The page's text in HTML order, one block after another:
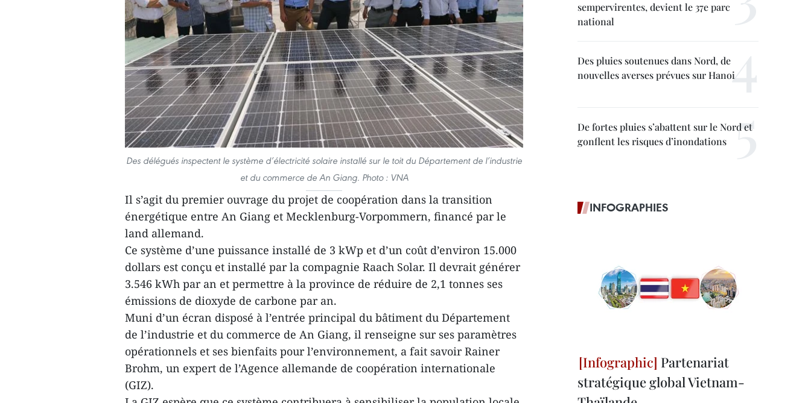
Des délégués inspectent le système d’électricité solaire installé sur le toit du Département de l’industrie
et du commerce de An Giang. Photo : VNA
Il s’agit du premier ouvrage du projet de coopération dans la transition
énergétique entre An Giang et Mecklenburg-Vorpommern, financé par le
land allemand.
Ce système d’une puissance installé de 3 kWp et d’un coût d’environ 15.000
dollars est conçu et installé par la compagnie Raach Solar. Il devrait générer
3.546 kWh par an et permettre à la province de réduire de 2,1 tonnes ses
émissions de dioxyde de carbone par an.
Muni d’un écran disposé à l’entrée principal du bâtiment du Département
de l’industrie et du commerce de An Giang, il renseigne sur ses paramètres
opérationnels et ses bienfaits pour l’environnement, a fait savoir Rainer
Brohm, un expert de l’Agence allemande de coopération internationale
(GIZ).
sempervirentes, devient le 37e parc
national
Des pluies soutenues dans Nord, de
nouvelles averses prévues sur Hanoi
De fortes pluies s’abattent sur le Nord et
gonflent les risques d’inondations
INFOGRAPHIES
Partenariat
stratégique global Vietnam-